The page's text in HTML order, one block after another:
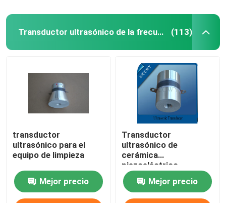
Transductor ultrasónico de la frecuencia multi (113)
transductor
ultrasónico para el
equipo de limpieza
Mejor precio
Transductor
ultrasónico de
cerámica
piezoeléctrico
Mejor precio